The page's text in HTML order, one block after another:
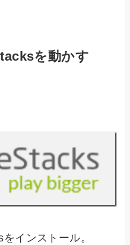
を動かす
インストール。